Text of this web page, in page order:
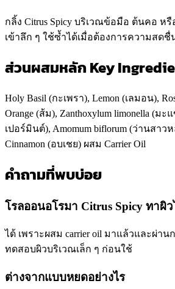
กลิ้ง Citrus Spicy บริเวณข้อมือ ต้นคอ ห
เข้าลึก ๆ ใช้ซ้ำได้เมื่อต้องการความสดชื่
ส่วนผสมหลัก Key
Holy Basil (กะเพรา), Lemon (เลมอน),
Orange (ส้ม), Zanthoxylum limonella (มะ
เปอร์มินต์), Amomum biflorum (ว่านสาวห
Cinnamon (อบเชย) ผสม Carrier Oil
คำถามที่พบบ่อย
โรลออนอโรมา Citrus Spicy ทาผิว
ได้ เพราะผสม carrier oil มาแล้วและผ่าน
ทดสอบผิวบริเวณเล็ก ๆ ก่อนใช้
ต่างจากแบบหยดอย่างไร